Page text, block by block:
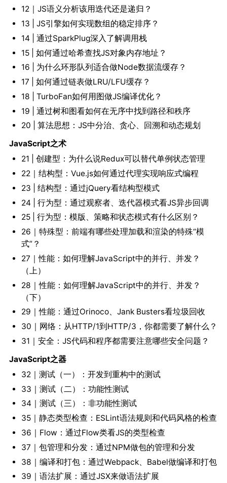
12｜JS语义分析该用迭代还是递归？
13 | JS引擎如何实现数组的稳定排序？
14 | 通过SparkPlug深入了解调用栈
15 | 如何通过哈希查找JS对象内存地址？
16 | 为什么环形队列适合做Node数据流缓存？
17 | 如何通过链表做LRU/LFU缓存？
18 | TurboFan如何用图做JS编译优化？
19 | 通过树和图看如何在无序中找到路径和秩序
20 | 算法思想：JS中分治、贪心、回溯和动态规划
JavaScript之术
21 | 创建型：为什么说Redux可以替代单例状态管理
22｜结构型：Vue.js如何通过代理实现响应式编程
23 | 结构型：通过jQuery看结构型模式
24 | 行为型：通过观察者、迭代器模式看JS异步回调
25 | 行为型：模版、策略和状态模式有什么区别？
26｜特殊型：前端有哪些处理加载和渲染的特殊“模
式”？
27｜性能：如何理解JavaScript中的并行、并发？
（上）
28｜性能：如何理解JavaScript中的并行、并发？
（下）
29｜性能：通过Orinoco、Jank Busters看垃圾回收
30｜网络：从HTTP/1到HTTP/3，你都需要了解什么？
31｜安全：JS代码和程序都需要注意哪些安全问题？
JavaScript之器
32｜测试（一）：开发到重构中的测试
33｜测试（二）：功能性测试
34｜测试（三）：非功能性测试
35｜静态类型检查：ESLint语法规则和代码风格的检查
36｜Flow：通过Flow类看JS的类型检查
37｜包管理和分发：通过NPM做包的管理和分发
38｜编译和打包：通过Webpack、Babel做编译和打包
39｜语法扩展：通过JSX来做语法扩展